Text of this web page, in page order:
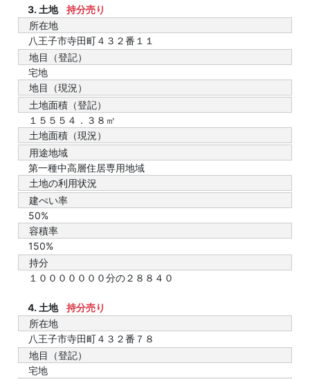
3. 土地
持分売り
所在地
八王子市寺田町４３２番１１
地目（登記）
宅地
地目（現況）
土地面積（登記）
１５５５４．３８㎡
土地面積（現況）
用途地域
第一種中高層住居専用地域
土地の利用状況
建ぺい率
50%
容積率
150%
持分
１０００００００分の２８８４０
4. 土地
持分売り
所在地
八王子市寺田町４３２番７８
地目（登記）
宅地